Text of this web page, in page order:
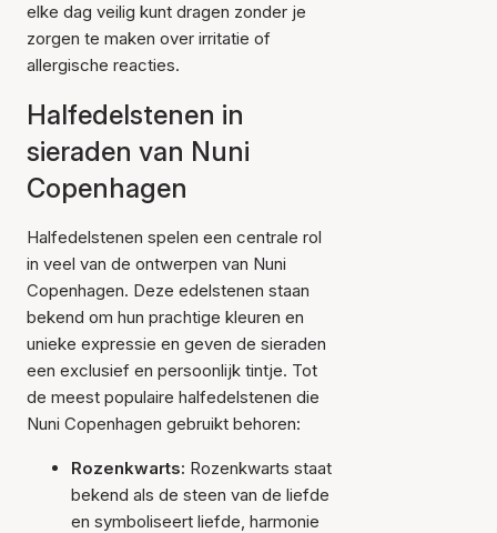
elke dag veilig kunt dragen zonder je
zorgen te maken over irritatie of
allergische reacties.
Halfedelstenen in
sieraden van Nuni
Copenhagen
Halfedelstenen spelen een centrale rol
in veel van de ontwerpen van Nuni
Copenhagen. Deze edelstenen staan
bekend om hun prachtige kleuren en
unieke expressie en geven de sieraden
een exclusief en persoonlijk tintje. Tot
de meest populaire halfedelstenen die
Nuni Copenhagen gebruikt behoren:
Rozenkwarts: Rozenkwarts staat
bekend als de steen van de liefde
en symboliseert liefde, harmonie